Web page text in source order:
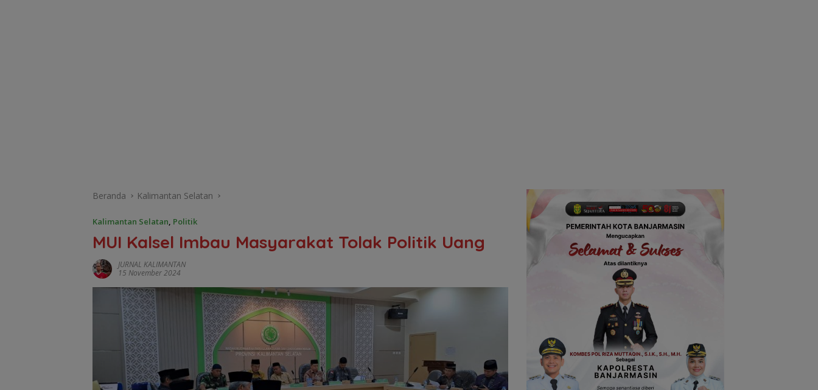
Beranda Kalimantan Selatan
Kalimantan Selatan, Politik
MUI Kalsel Imbau Masyarakat Tolak Politik Uang
JURNAL KALIMANTAN
15 November 2024